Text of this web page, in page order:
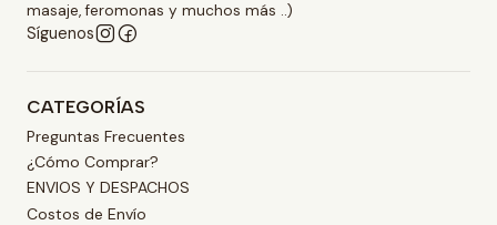
masaje, feromonas y muchos más ..)
Síguenos
CATEGORÍAS
Preguntas Frecuentes
¿Cómo Comprar?
ENVIOS Y DESPACHOS
Costos de Envío